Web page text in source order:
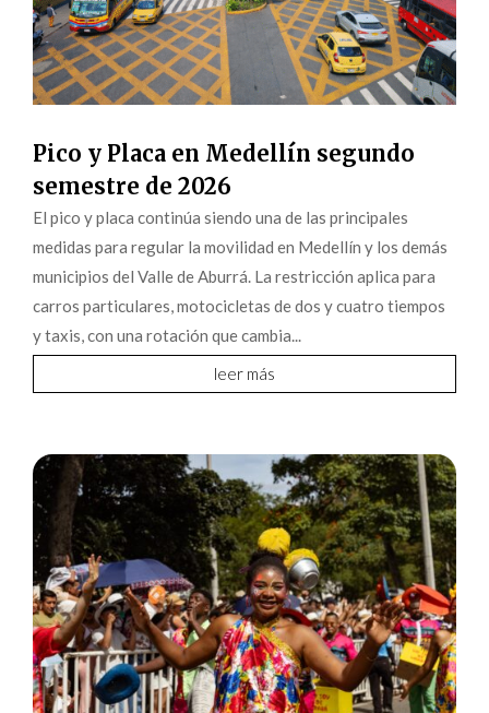
Pico y Placa en Medellín segundo
semestre de 2026
El pico y placa continúa siendo una de las principales
medidas para regular la movilidad en Medellín y los demás
municipios del Valle de Aburrá. La restricción aplica para
carros particulares, motocicletas de dos y cuatro tiempos
y taxis, con una rotación que cambia...
leer más